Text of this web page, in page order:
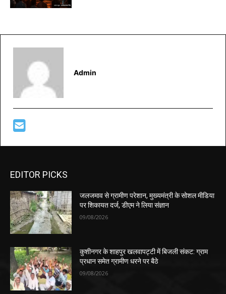
Admin
EDITOR PICKS
जलजमाव से ग्रामीण परेशान, मुख्यमंत्री के सोशल मीडिया
पर शिकायत दर्ज, डीएम ने लिया संज्ञान
09/08/2026
कुशीनगर के शाहपुर खलवापट्टी में बिजली संकट: ग्राम
प्रधान समेत ग्रामीण धरने पर बैठे
09/08/2026